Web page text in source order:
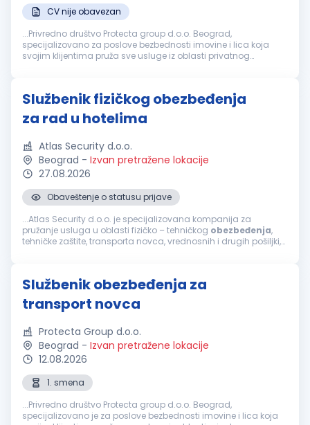
CV nije obavezan
...Privredno društvo Protecta group d.o.o. Beograd,
specijalizovano za poslove bezbednosti imovine i lica koja
svojim klijentima pruža sve usluge iz oblasti privatnog
Službenik fizičkog obezbeđenja
za rad u hotelima
Atlas Security d.o.o.
Beograd - Izvan pretražene lokacije
27.08.2026
Obaveštenje o statusu prijave
...Atlas Security d.o.o. je specijalizovana kompanija za
pružanje usluga u oblasti fizičko – tehničkog obezbeđenja,
tehničke zaštite, transporta novca, vrednosnih i drugih pošiljki,
Službenik obezbeđenja za
transport novca
Protecta Group d.o.o.
Beograd - Izvan pretražene lokacije
12.08.2026
1. smena
...Privredno društvo Protecta group d.o.o. Beograd,
specijalizovano je za poslove bezbednosti imovine i lica koja